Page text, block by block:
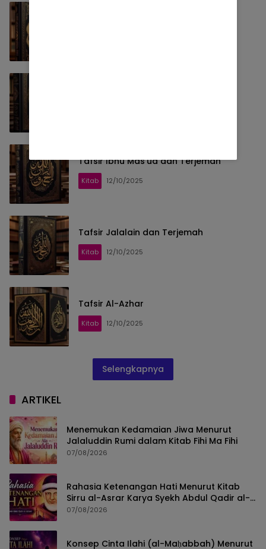
Tafsir Ibnu Mas’ud dan Terjemah
Kitab 12/10/2025
Tafsir Jalalain dan Terjemah
Kitab 12/10/2025
Tafsir Al-Azhar
Kitab 12/10/2025
Selengkapnya
ARTIKEL
Menemukan Kedamaian Jiwa Menurut
Jalaluddin Rumi dalam Kitab Fihi Ma Fihi
07/08/2026
Rahasia Ketenangan Hati Menurut Kitab
Sirru al-Asrar Karya Syekh Abdul Qadir al-
Jailani
07/08/2026
Konsep Cinta Ilahi (al-Maḥabbah) Menurut